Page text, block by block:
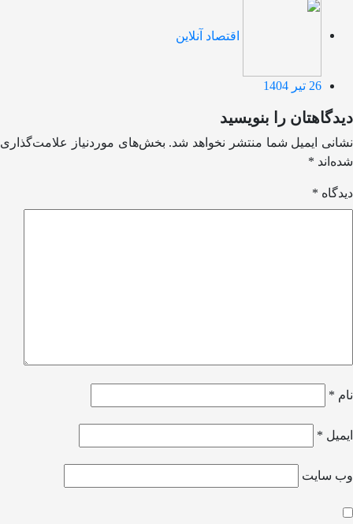
اقتصاد آنلاین
26 تیر 1404
دیدگاهتان را بنویسید
نشانی ایمیل شما منتشر نخواهد شد. بخش‌های موردنیاز علامت‌گذاری
شده‌اند *
دیدگاه *
نام *
ایمیل *
وب‌ سایت